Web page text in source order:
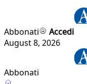
Abbonati
Accedi
August 8, 2026
Abbonati